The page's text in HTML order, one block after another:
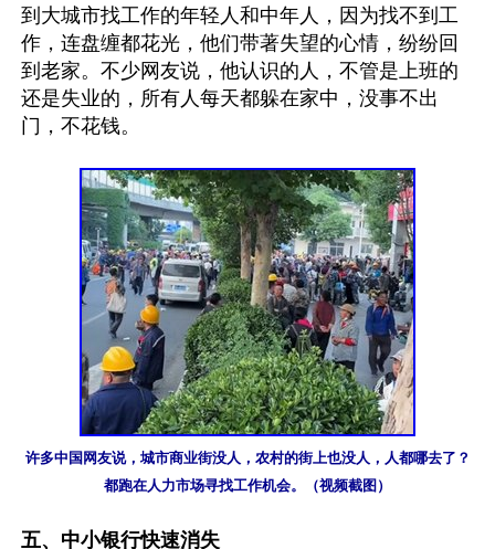
到大城市找工作的年轻人和中年人，因为找不到工
作，连盘缠都花光，他们带著失望的心情，纷纷回
到老家。不少网友说，他认识的人，不管是上班的
还是失业的，所有人每天都躲在家中，没事不出
门，不花钱。
许多中国网友说，城市商业街没人，农村的街上也没人，人都哪去了？
都跑在人力市场寻找工作机会。（视频截图）
五、中小银行快速消失